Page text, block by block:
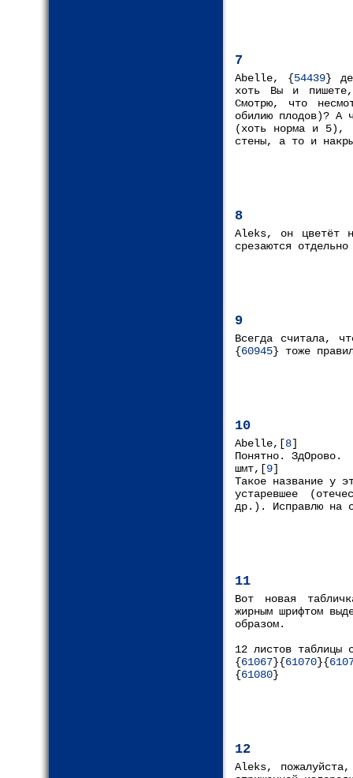
7
Abelle, {54439}
хоть Вы и
Смотрю, что
обилию плодов)? А
(хоть норма и 5),
стены, а то и
8
Aleks, он цветёт
срезаются
9
Всегда считала,
{60945} тоже
10
Abelle,[8]
Понятно. ЗдОрово.
шмт,[9]
Такое название у
устаревшее
др.). Исправлю на
11
Вот новая
жирным шрифтом
образом.
12 листов таблицы
{61067}{61070}{
{61080}
12
Aleks, пожалуйста,